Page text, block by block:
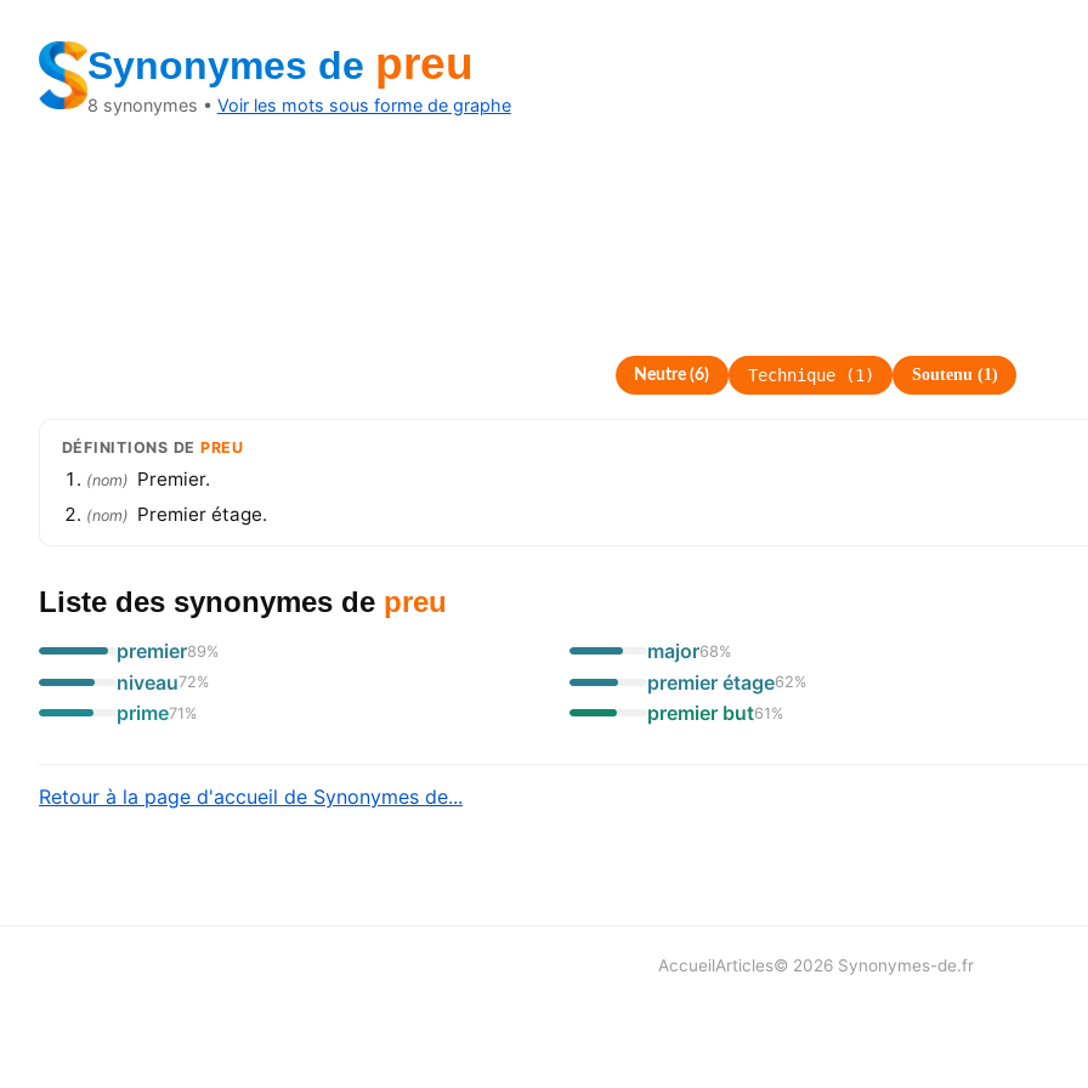
Synonymes de preu
8 synonymes • Voir les mots sous forme de graphe
Neutre (6) Technique(1 ) Soutenu(1)
DÉFINITIONS DE PREU
(nom) Premier.
(nom) Premier étage.
Liste des synonymes de preu
premier89%
niveau72%
prime71 %
major68%
premier étage62%
premier but61 %
Retour à la page d'accueil de Synonymes de...
AccueilArticles© 2026 Synonymes-de.fr